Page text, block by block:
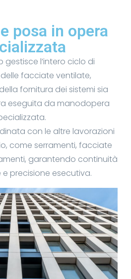
posa in opera
gestisce l’intero ciclo di
facciate ventilate,
fornitura dei sistemi sia
eseguita da manodopera
con le altre lavorazioni
come serramenti, facciate
garantendo continuità
precisione esecutiva.